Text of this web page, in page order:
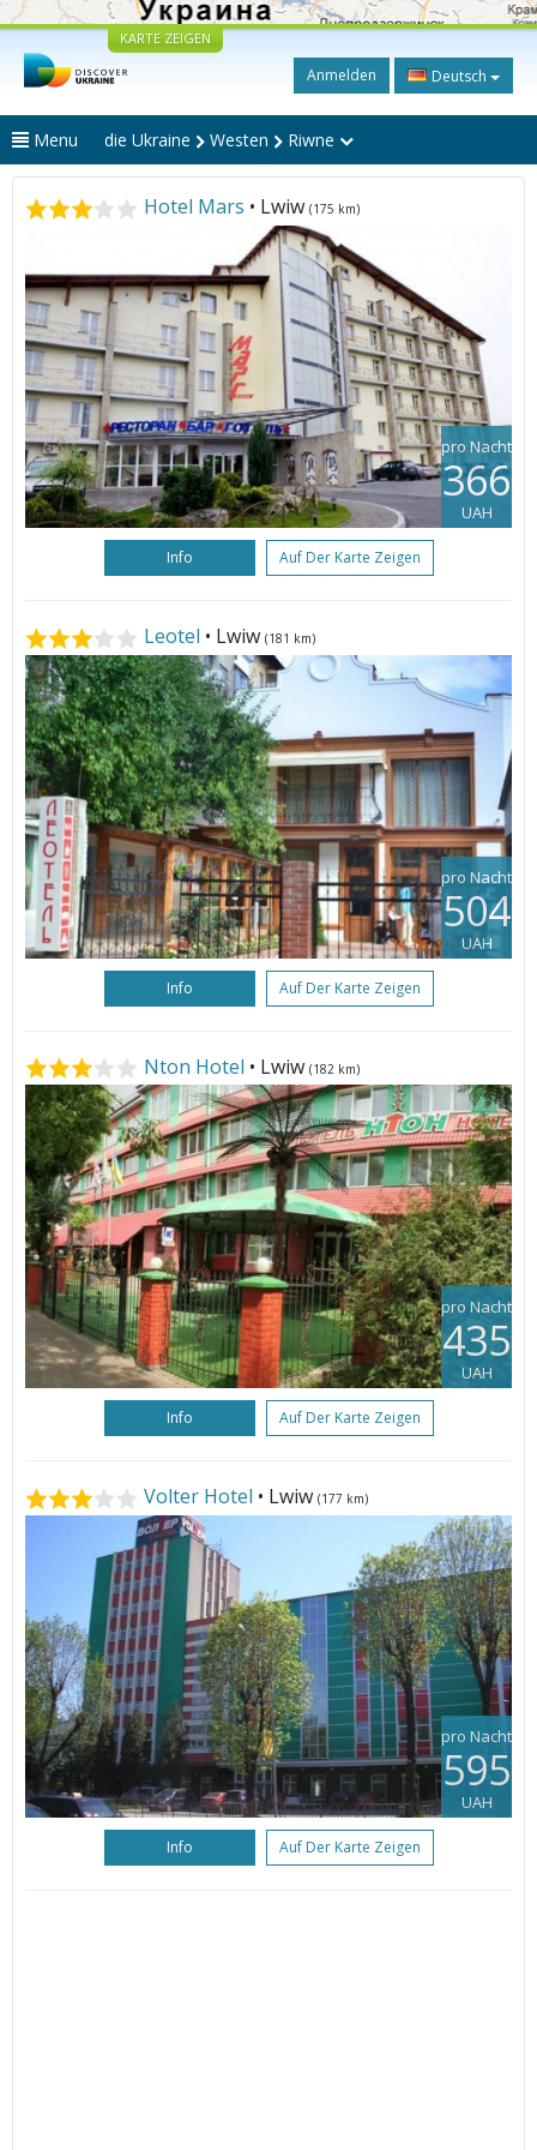
KARTE ZEIGEN
Anmelden Deutsch
Menu die Ukraine Westen Riwne
Hotel Mars • Lwiw (175 km)
pro Nacht
366
UAH
Info Auf Der Karte Zeigen
Leotel • Lwiw (181 km)
pro Nacht
504
UAH
Info Auf Der Karte Zeigen
Nton Hotel • Lwiw (182 km)
pro Nacht
435
UAH
Info Auf Der Karte Zeigen
Volter Hotel • Lwiw (177 km)
pro Nacht
595
UAH
Info Auf Der Karte Zeigen